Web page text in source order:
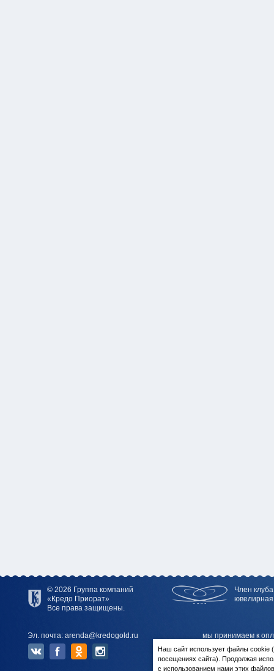
© 2026 Группа компаний
«Кредо Приорат»
Все права защищены.
Эл. почта: arenda@kredogold.ru
Член
ювелирная
мы принимаем к
Наш сайт использует файлы
посещениях сайта). Продолжая
с использованием нами этих